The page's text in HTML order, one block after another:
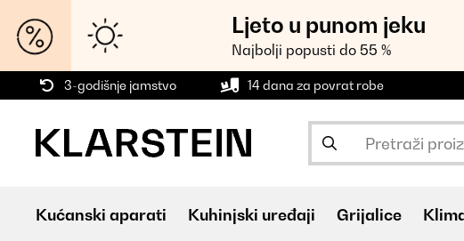
Ljeto u punom jeku
Najbolji popusti do 55 %
3-godišnje jamstvo 14 dana za povrat robe
Kućanski aparati Kuhinjski uređaji Grijalice